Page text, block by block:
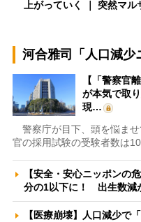
上がっていく ｜ 突然マ
河合雅司「人口減少
【「警察官
が本気で取
現…
警察庁が目下、頭を悩ま
官の採用試験の受験者数は
【安全・安心ニッポンの
分の1以下に！ 出生数減
【医療崩壊】人口減少で